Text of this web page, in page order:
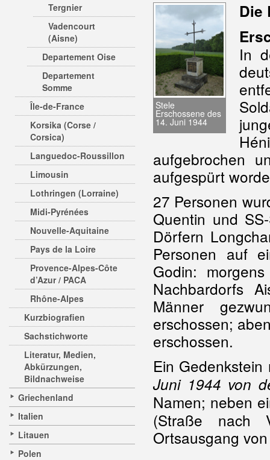
Tergnier
Vadencourt
(Aisne)
Departement Oise
Departement
Somme
Île-de-France
Korsika (Corse /
Corsica)
Languedoc-Roussillon
Limousin
Lothringen (Lorraine)
Midi-Pyrénées
Nouvelle-Aquitaine
Pays de la Loire
Provence-Alpes-Côte
d’Azur / PACA
Rhône-Alpes
Kurzbiografien
Sachstichworte
Literatur, Medien,
Abkürzungen,
Bildnachweise
Griechenland
Italien
Litauen
Polen
Stele
Erschossene des
14. Juni 1944
Die
In
aufgebrochen
aufgespürt
27 Personen
Quentin und
Dörfern
Personen auf
Godin:
Nachbardorfs
Männer
erschossen;
erschossen.
Ein Gedenkstein
Juni 1944 von
Namen; neben
(Straße nach
Ortsausgang